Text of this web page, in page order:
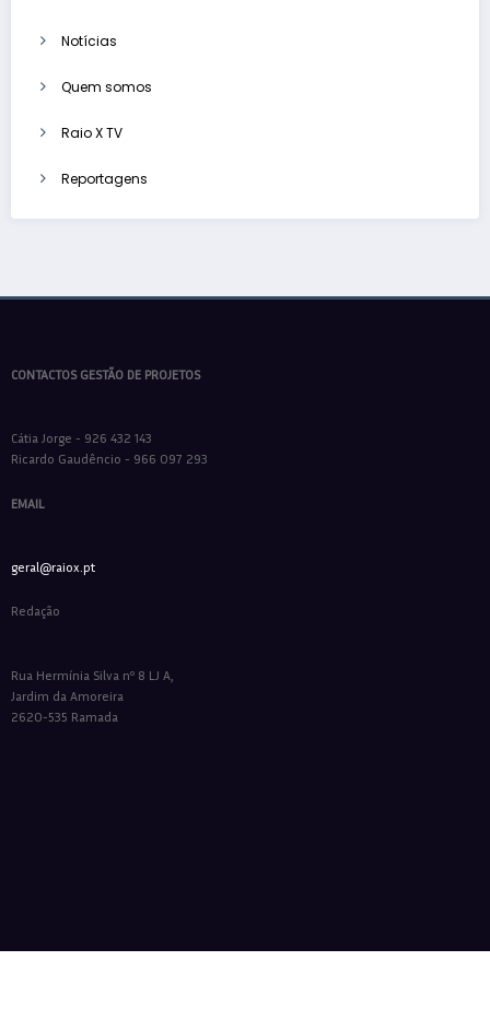
Notícias
Quem somos
Raio X TV
Reportagens
CONTACTOS GESTÃO DE PROJETOS
Cátia Jorge - 926 432 143
Ricardo Gaudêncio - 966 097 293
EMAIL
geral@raiox.pt
Redação
Rua Hermínia Silva nº 8 LJ A,
Jardim da Amoreira
2620-535 Ramada